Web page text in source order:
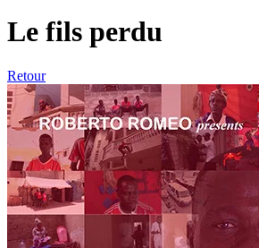
Le fils perdu
Retour